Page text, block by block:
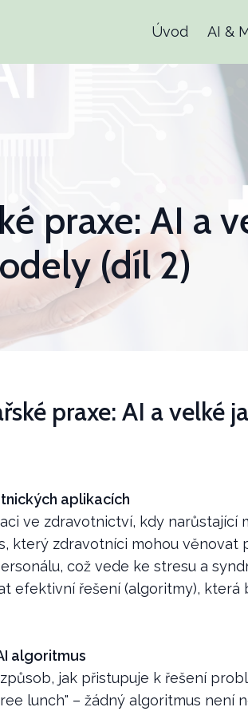
Úvod AI &
praxe: AI a
(díl 2)
praxe: AI a velké
aplikacích
ve zdravotnictví, kdy narůstající
který zdravotníci mohou věnovat
což vede ke stresu a
efektivní řešení (algoritmy), která
algoritmus
jak přistupuje k řešení
lunch" – žádný algoritmus není